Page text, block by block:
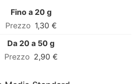
Fino a 20 g
1,30 €
Da 20 a 50 g
2,90 €